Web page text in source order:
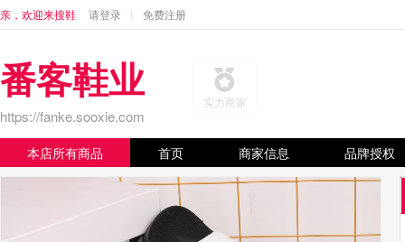
亲，欢迎来搜鞋 请登录 免费注册
番客鞋业
https://fanke.sooxie.com
实力商家
本店所有商品 首页 商家信息 品牌授权